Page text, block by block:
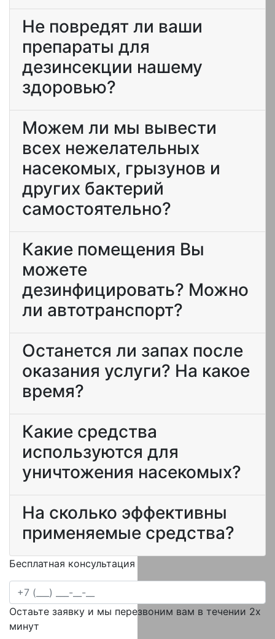
Не повредят ли ваши
препараты для
дезинсекции нашему
здоровью?
Можем ли мы вывести
всех нежелательных
насекомых, грызунов и
других бактерий
самостоятельно?
Какие помещения Вы
можете
дезинфицировать? Можно
ли автотранспорт?
Останется ли запах после
оказания услуги? На какое
время?
Какие средства
используются для
уничтожения насекомых?
На сколько эффективны
применяемые средства?
Бесплатная консультация специалиста
Остаьте заявку и мы перезвоним вам в течении 2х
минут